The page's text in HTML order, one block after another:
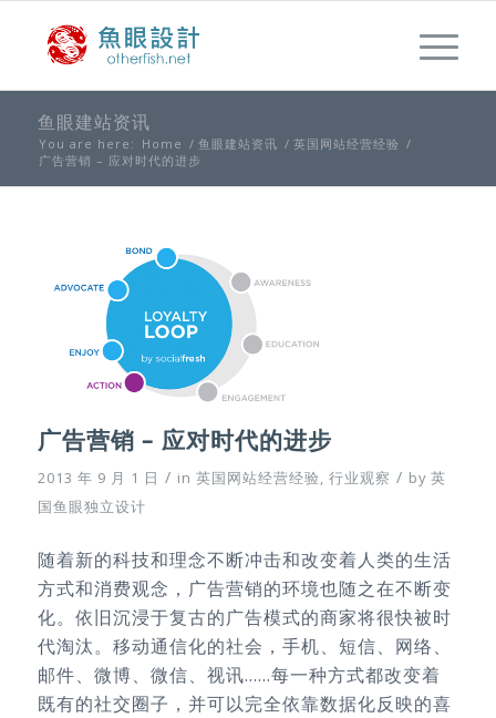
鱼眼建站资讯
You are here: Home / 鱼眼建站资讯 / 英国网站经营经验 /
广告营销 – 应对时代的进步
广告营销 – 应对时代的进步
2013 年 9 月 1 日 / in 英国网站经营经验, 行业观察 / by 英
国鱼眼独立设计
随着新的科技和理念不断冲击和改变着人类的生活
方式和消费观念，广告营销的环境也随之在不断变
化。依旧沉浸于复古的广告模式的商家将很快被时
代淘汰。移动通信化的社会，手机、短信、网络、
邮件、微博、微信、视讯……每一种方式都改变着
既有的社交圈子，并可以完全依靠数据化反映的喜